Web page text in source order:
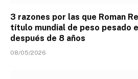
3 razones por las que Roman
título mundial de peso pesado
después de 8 años
08/05/2026